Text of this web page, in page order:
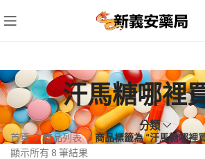
汗馬糖哪裡
分類
首頁 商品列表
商品標籤為 “汗馬糖哪裡
顯示所有 8 筆結果